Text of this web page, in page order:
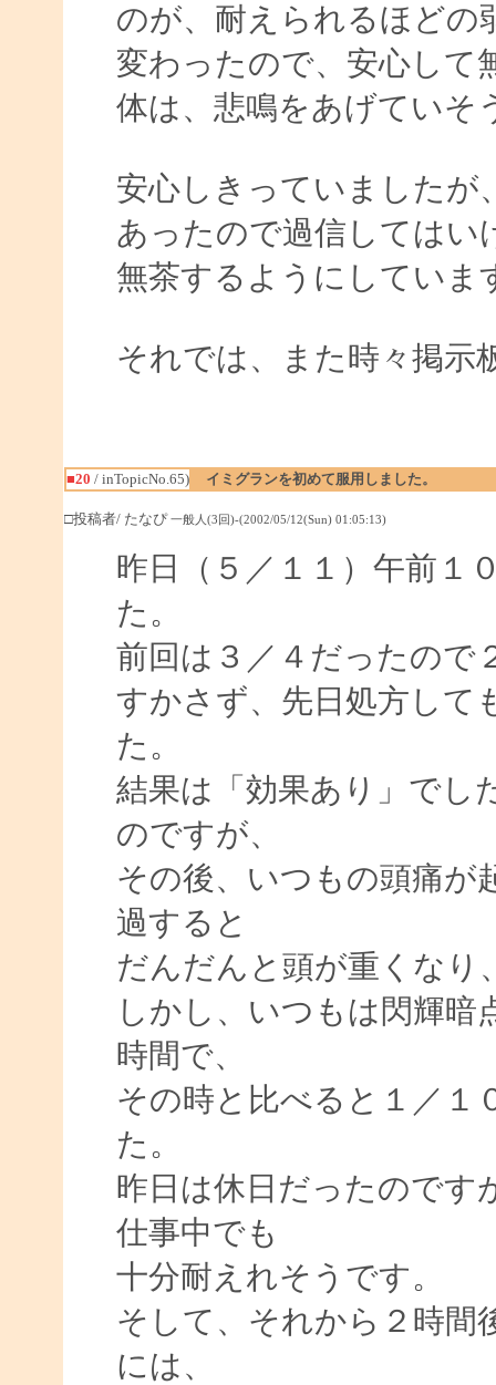
のが、耐えられるほどの
変わったので、安心して
体は、悲鳴をあげていそ
安心しきっていましたが
あったので過信してはい
無茶するようにしていま
それでは、また時々掲示
■20 / inTopicNo.65) イミグランを初めて服用しました。
□投稿者/ たなぴ一般人(3回)-(2002/05/12(Sun) 01:05:13)
昨日（５／１１）午前１
た。
前回は３／４だったので
すかさず、先日処方して
た。
結果は「効果あり」でし
のですが、
その後、いつもの頭痛が
過すると
だんだんと頭が重くなり
しかし、いつもは閃輝暗
時間で、
その時と比べると１／１
た。
昨日は休日だったので
仕事中でも
十分耐えれそうです。
そして、それから２時間
には、